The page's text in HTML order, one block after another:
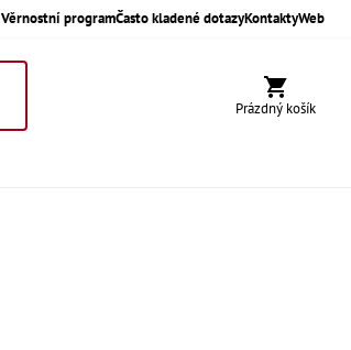
Věrnostní programČasto kladené dotazyKontaktyWeb
Nákupní
Prázdný košík